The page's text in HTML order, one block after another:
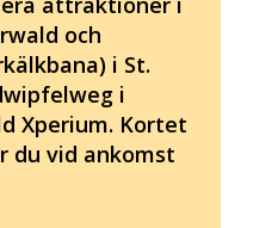
och
i St.
i
Xperium. Kortet
du vid ankomst